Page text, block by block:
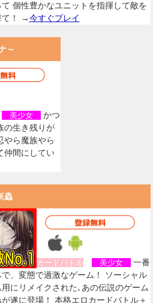
て 個性豊かなユニットを指揮して敵を
て！ →今すぐプレイ
～
美少女
かつ
の生き残りが
やら魔族やら
仲間にしてい
蟲
カードバトル 美少女
一番
で、変態で過激なゲーム！ ソーシャル
にリメイクされた､あの伝説のゲーム
遂に登場！ 本格エロカードバトル＋